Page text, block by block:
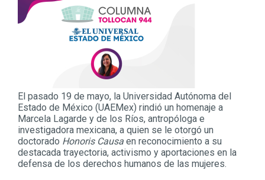
El pasado 19 de mayo, la Universidad Autónoma del
Estado de México (UAEMex) rindió un homenaje a
Marcela Lagarde y de los Ríos, antropóloga e
investigadora mexicana, a quien se le otorgó un
doctorado Honoris Causa en reconocimiento a su
destacada trayectoria, activismo y aportaciones en la
defensa de los derechos humanos de las mujeres.